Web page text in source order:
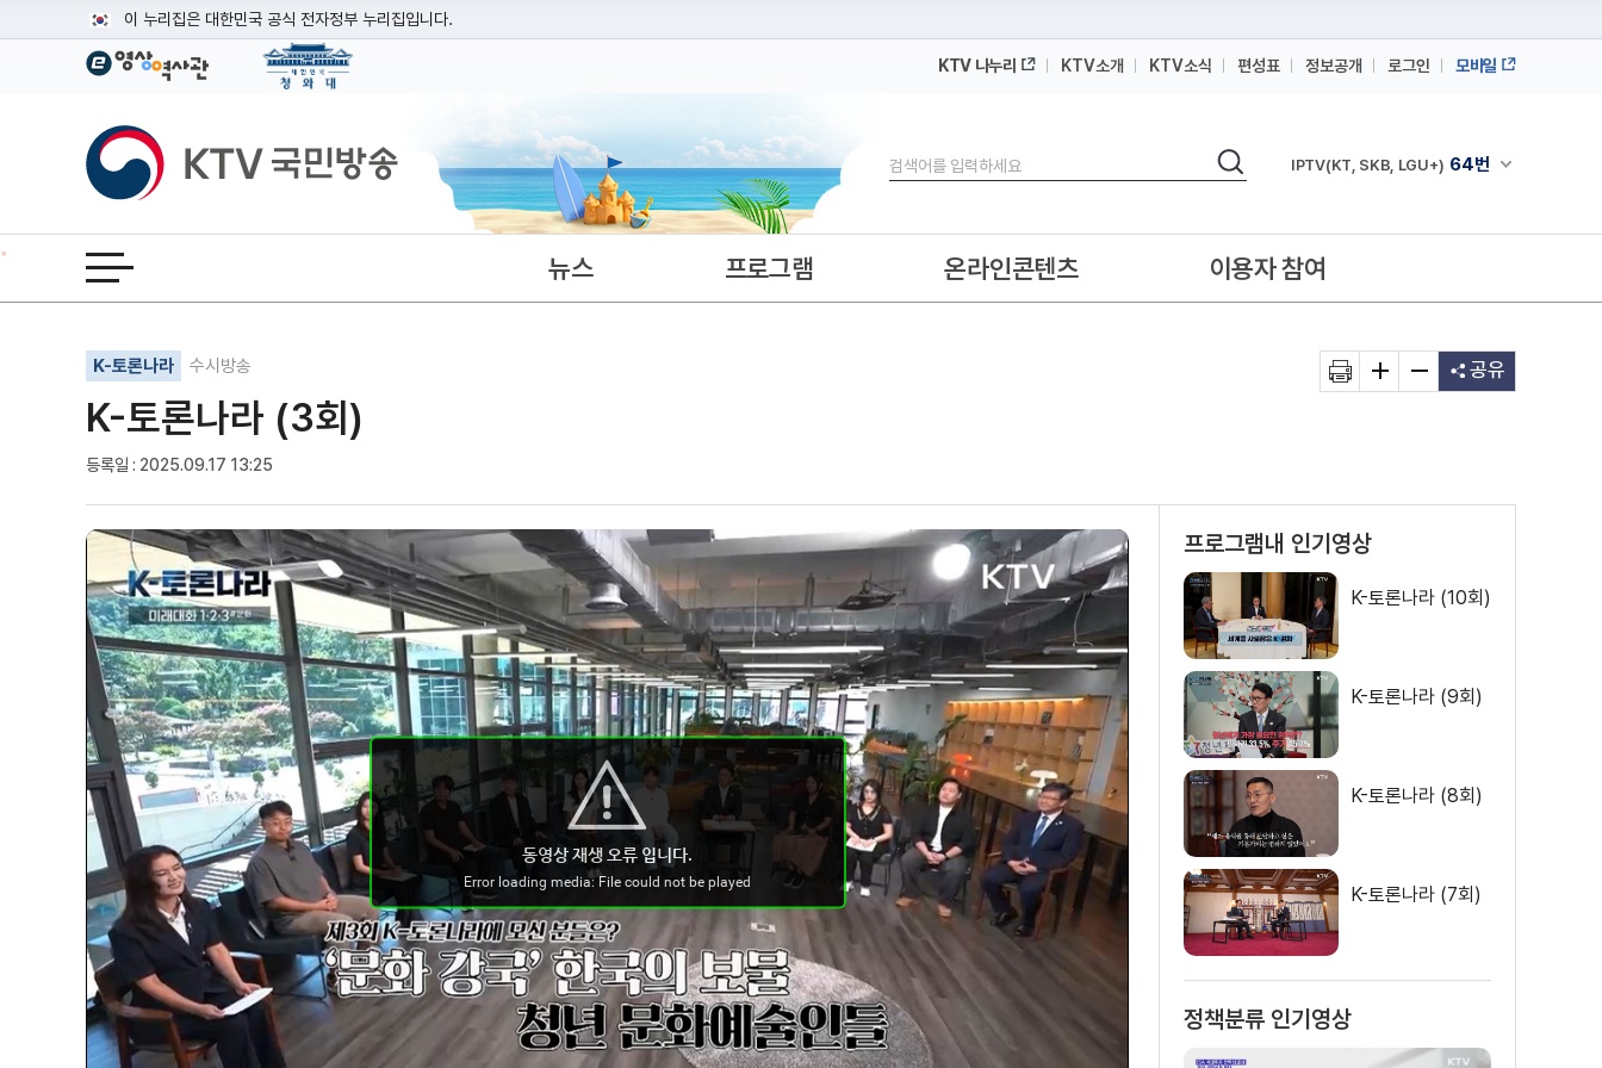
이 누리집은 대한민국 공식 전자정부 누리집입니다.
공식 누리집 주소 확인하기
이밖에 or.kr 또는 .kr등 다른 도메인 주소를 사용하고 있다면 아래 URL에서 도메인 주소를 확인해 보세요
운영중인 공식 누리집보기
KTV 나누리 KTV소개 KTV소식 편성표 정보공개 로그인 모바일
KTV국민방송
검색
검색 채널안내 펼쳐
IPTV(KT, SKB, LGU+) 64번
IPTV(KT, SKB, LGU+)
전체메뉴 열기 뉴스 프로그램 온라인콘텐츠 이용자 참여
K-토론나라 수시방송
K-토론나라 (3회)
등록일 : 2025.09.17 13:25
기사인쇄
글자확대
글자축소 공유
프로그램내 인기영상
K-토론나라 (10회)
K-토론나라 (9회)
K-토론나라 (8회)
K-토론나라 (7회)
정책분류 인기영상